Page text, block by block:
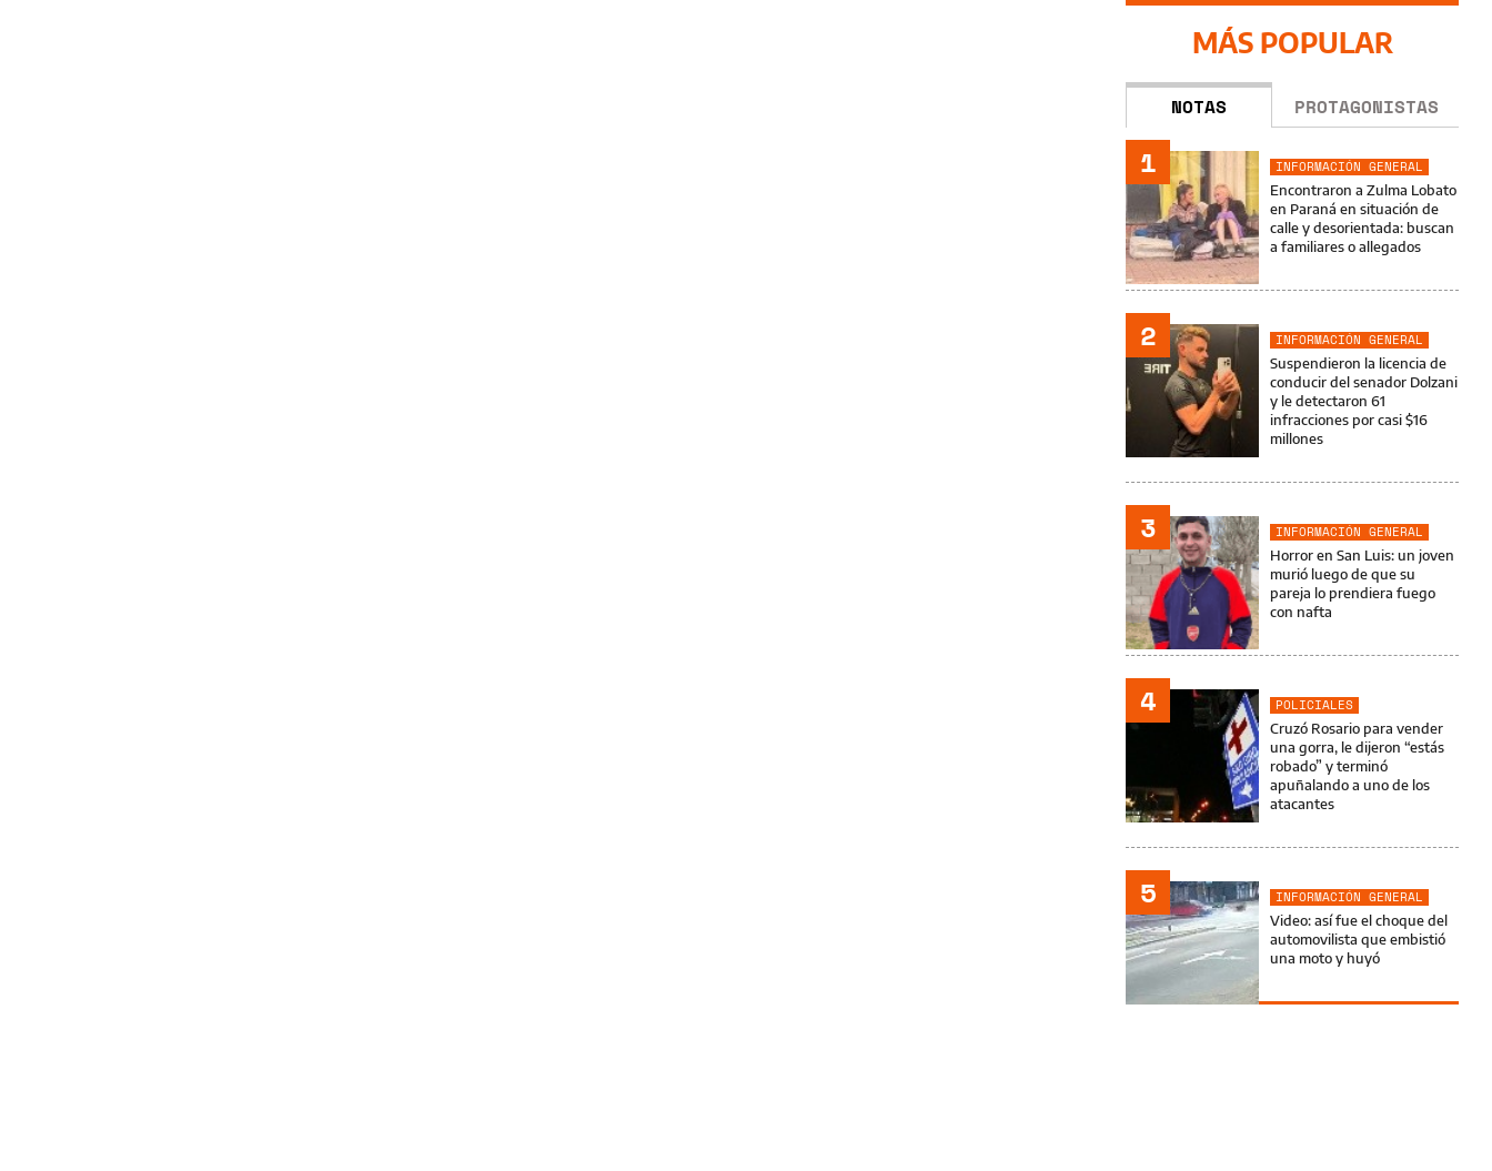
MÁS POPULAR
NOTAS PROTAGONISTAS
1
INFORMACIÓN GENERAL
Encontraron a Zulma Lobato
en Paraná en situación de
calle y desorientada: buscan
a familiares o allegados
2
INFORMACIÓN GENERAL
Suspendieron la licencia de
conducir del senador Dolzani
y le detectaron 61
infracciones por casi $16
millones
3
INFORMACIÓN GENERAL
Horror en San Luis: un joven
murió luego de que su
pareja lo prendiera fuego
con nafta
4
POLICIALES
Cruzó Rosario para vender
una gorra, le dijeron “estás
robado” y terminó
apuñalando a uno de los
atacantes
5
INFORMACIÓN GENERAL
Video: así fue el choque del
automovilista que embistió
una moto y huyó